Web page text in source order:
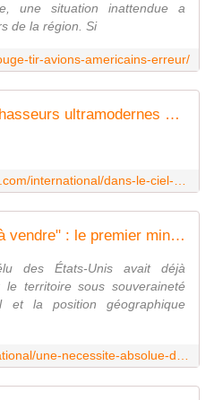
une situation inattendue a
de la région. Si
tir-avions-americains-erreur/
Dans le ciel balte, les chasseurs ultramodernes de l'Otan pour dissuader la Russie
"Nous ne sommes pas à vendre" : le premier ministre du Groenland répond à Donald Trump qui souhaite prendre le "contrôle" du territoire
des États-Unis avait déjà
territoire sous souveraineté
et la position géographique